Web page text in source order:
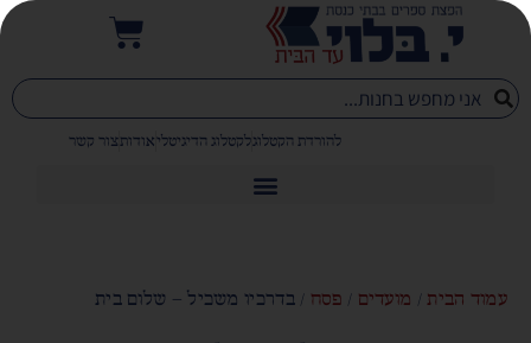
להורדת הקטלוגלקטלוג הדיגיטליאודותצור קשר
עמוד הבית/ מועדים / פסח / בדרכיו משכיל – שלום בית